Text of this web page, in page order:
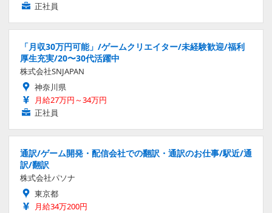
正社員
「月収30万円可能」/ゲームクリエイター/未経験歓迎/福利
厚生充実/20〜30代活躍中
株式会社SNJAPAN
神奈川県
月給27万円～34万円
正社員
通訳/ゲーム開発・配信会社での翻訳・通訳のお仕事/駅近/通
訳/翻訳
株式会社パソナ
東京都
月給34万200円